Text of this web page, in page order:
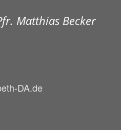
Matthias Becker
DA.de